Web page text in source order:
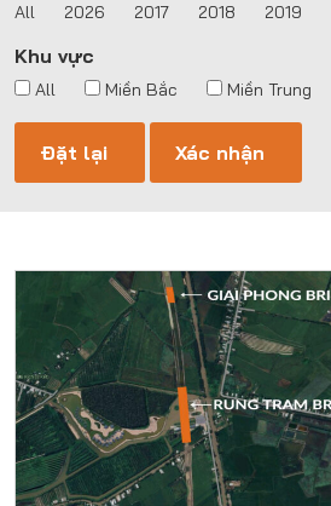
All 2026 2017 2018 2019
Khu vực
All Miền Bắc Miền Trung